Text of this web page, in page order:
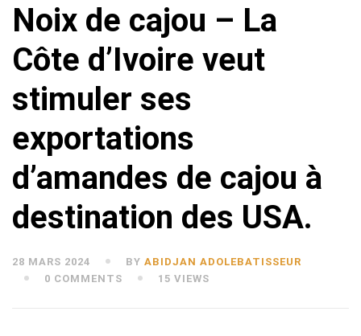
Noix de cajou – La
Côte d’Ivoire veut
stimuler ses
exportations
d’amandes de cajou à
destination des USA.
28 MARS 2024 BY ABIDJAN ADOLEBATISSEUR
0 COMMENTS
15 VIEWS